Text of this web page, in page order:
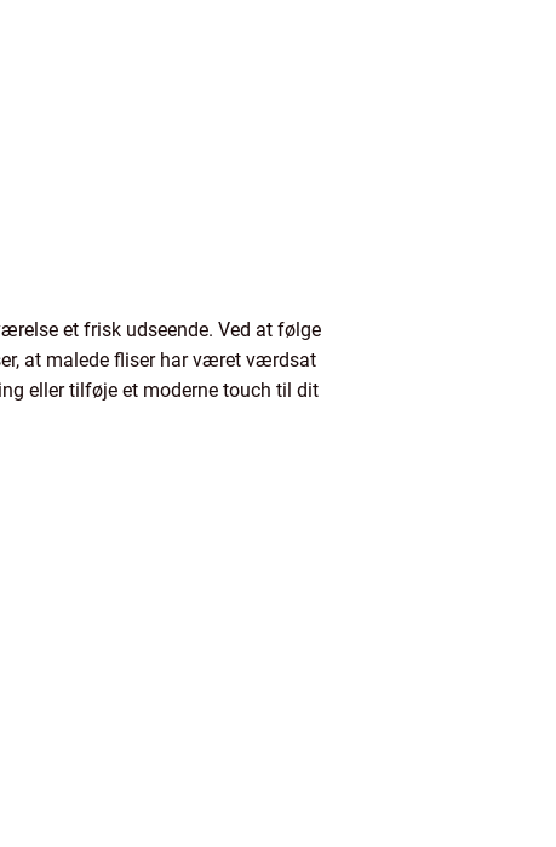
et frisk udseende. Ved at følge
at malede fliser har været værdsat
eller tilføje et moderne touch til dit